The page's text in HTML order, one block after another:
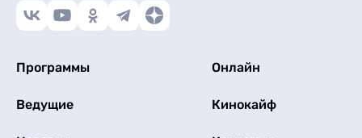
Программы Онлайн
Ведущие Кинокайф